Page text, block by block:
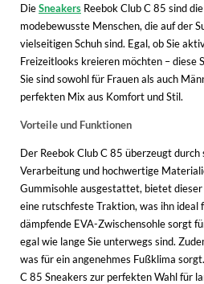
DieSneakers Reebok Club C 85 sind
modebewusste Menschen, die auf der
vielseitigen Schuh sind. Egal, ob Sie
Freizeitlooks kreieren möchten – diese
Sie sind sowohl für Frauen als auch
perfekten Mix aus Komfort und Stil.
Vorteile und Funktionen
Der Reebok Club C 85 überzeugt
Verarbeitung und hochwertige
Gummisohle ausgestattet, bietet
eine rutschfeste Traktion, was ihn ideal
dämpfende EVA-Zwischensohle sorgt
egal wie lange Sie unterwegs sind.
was für ein angenehmes Fußklima
C 85 Sneakers zur perfekten Wahl für